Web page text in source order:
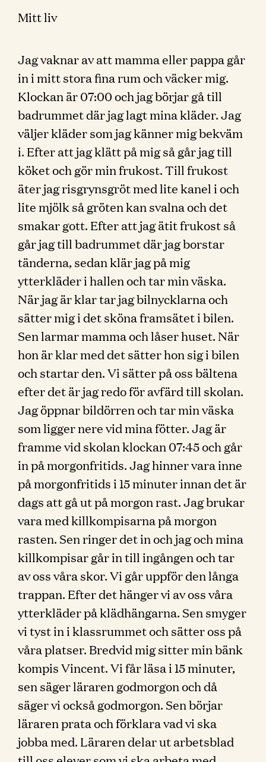
Mitt liv
Jag vaknar av att mamma eller pappa går
in i mitt stora fina rum och väcker mig.
Klockan är 07:00 och jag börjar gå till
badrummet där jag lagt mina kläder. Jag
väljer kläder som jag känner mig bekväm
i. Efter att jag klätt på mig så går jag till
köket och gör min frukost. Till frukost
äter jag risgrynsgröt med lite kanel i och
lite mjölk så gröten kan svalna och det
smakar gott. Efter att jag ätit frukost så
går jag till badrummet där jag borstar
tänderna, sedan klär jag på mig
ytterkläder i hallen och tar min väska.
När jag är klar tar jag bilnycklarna och
sätter mig i det sköna framsätet i bilen.
Sen larmar mamma och låser huset. När
hon är klar med det sätter hon sig i bilen
och startar den. Vi sätter på oss bältena
efter det är jag redo för avfärd till skolan.
Jag öppnar bildörren och tar min väska
som ligger nere vid mina fötter. Jag är
framme vid skolan klockan 07:45 och går
in på morgonfritids. Jag hinner vara inne
på morgonfritids i 15 minuter innan det är
dags att gå ut på morgon rast. Jag brukar
vara med killkompisarna på morgon
rasten. Sen ringer det in och jag och mina
killkompisar går in till ingången och tar
av oss våra skor. Vi går uppför den långa
trappan. Efter det hänger vi av oss våra
ytterkläder på klädhängarna. Sen smyger
vi tyst in i klassrummet och sätter oss på
våra platser. Bredvid mig sitter min bänk
kompis Vincent. Vi får läsa i 15 minuter,
sen säger läraren godmorgon och då
säger vi också godmorgon. Sen börjar
läraren prata och förklara vad vi ska
jobba med. Läraren delar ut arbetsblad